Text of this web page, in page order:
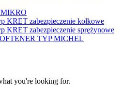
KRET zabezpieczenie kołkowe
KRET zabezpieczenie sprężynowe
TYP MICHEL
you're looking for.